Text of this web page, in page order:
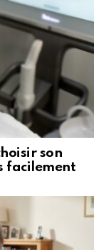
son
facilement